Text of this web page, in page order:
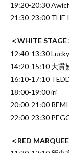
19:20-20:30
21:30-23:00 THE
＜WHITE STAGE
12:40-13:30
14:20-15:10 大貫
16:10-17:10
18:00-19:00 iri
20:00-21:00
22:00-23:30
＜RED